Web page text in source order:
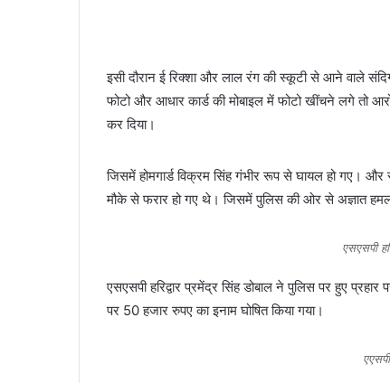
इसी दौरान ई रिक्शा और लाल रंग की स्कूटी से आने वाले
फोटो और आधार कार्ड की मोबाइल में फोटो खींचने लगे तो
कर दिया।
जिसमें होमगार्ड विक्रम सिंह गंभीर रूप से घायल हो गए। और
मौके से फरार हो गए थे। जिसमें पुलिस की ओर से अज्ञात
एसएसपी
एसएसपी हरिद्वार प्रमेंद्र सिंह डोबाल ने पुलिस पर हुए
पर 50 हजार रुपए का इनाम घोषित किया गया।